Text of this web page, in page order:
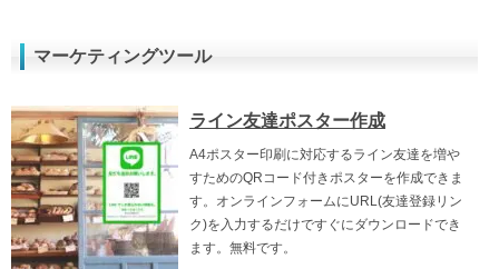
マーケティングツール
ライン友達ポスター作成
A4ポスター印刷に対応するライン友達を増や
すためのQRコード付きポスターを作成できま
す。オンラインフォームにURL(友達登録リン
ク)を入力するだけですぐにダウンロードでき
ます。無料です。